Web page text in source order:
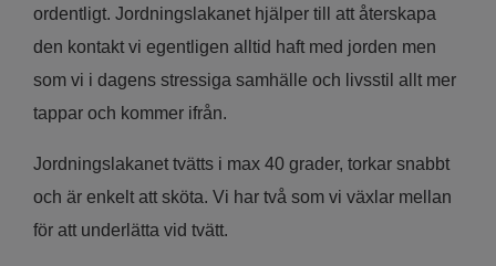
ordentligt. Jordningslakanet hjälper till att återskapa
den kontakt vi egentligen alltid haft med jorden men
som vi i dagens stressiga samhälle och livsstil allt mer
tappar och kommer ifrån.
Jordningslakanet tvätts i max 40 grader, torkar snabbt
och är enkelt att sköta. Vi har två som vi växlar mellan
för att underlätta vid tvätt.